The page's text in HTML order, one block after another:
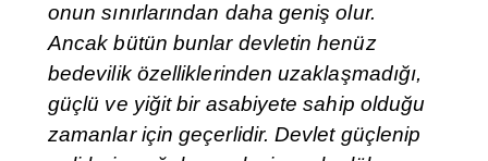
onun sınırlarından daha geniş olur.
Ancak bütün bunlar devletin henüz
bedevilik özelliklerinden uzaklaşmadığı,
güçlü ve yiğit bir asabiyete sahip olduğu
zamanlar için geçerlidir. Devlet güçlenip